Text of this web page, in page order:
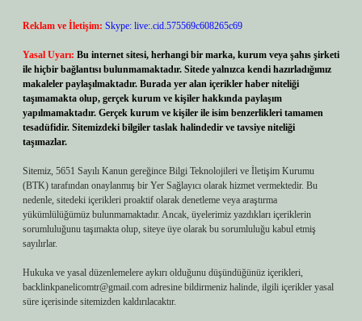
Reklam ve İletişim: Skype: live:.cid.575569c608265c69
Yasal Uyarı: Bu internet sitesi, herhangi bir marka, kurum veya şahıs şirketi
ile hiçbir bağlantısı bulunmamaktadır. Sitede yalnızca kendi hazırladığımız
makaleler paylaşılmaktadır. Burada yer alan içerikler haber niteliği
taşımamakta olup, gerçek kurum ve kişiler hakkında paylaşım
yapılmamaktadır. Gerçek kurum ve kişiler ile isim benzerlikleri tamamen
tesadüfidir. Sitemizdeki bilgiler taslak halindedir ve tavsiye niteliği
taşımazlar.
Sitemiz, 5651 Sayılı Kanun gereğince Bilgi Teknolojileri ve İletişim Kurumu
(BTK) tarafından onaylanmış bir Yer Sağlayıcı olarak hizmet vermektedir. Bu
nedenle, sitedeki içerikleri proaktif olarak denetleme veya araştırma
yükümlülüğümüz bulunmamaktadır. Ancak, üyelerimiz yazdıkları içeriklerin
sorumluluğunu taşımakta olup, siteye üye olarak bu sorumluluğu kabul etmiş
sayılırlar.
Hukuka ve yasal düzenlemelere aykırı olduğunu düşündüğünüz içerikleri,
backlinkpanelicomtr@gmail.com adresine bildirmeniz halinde, ilgili içerikler yasal
süre içerisinde sitemizden kaldırılacaktır.